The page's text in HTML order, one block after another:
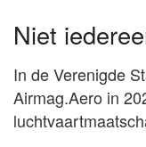
Niet
In de Verenigde
Airmag.Aero in